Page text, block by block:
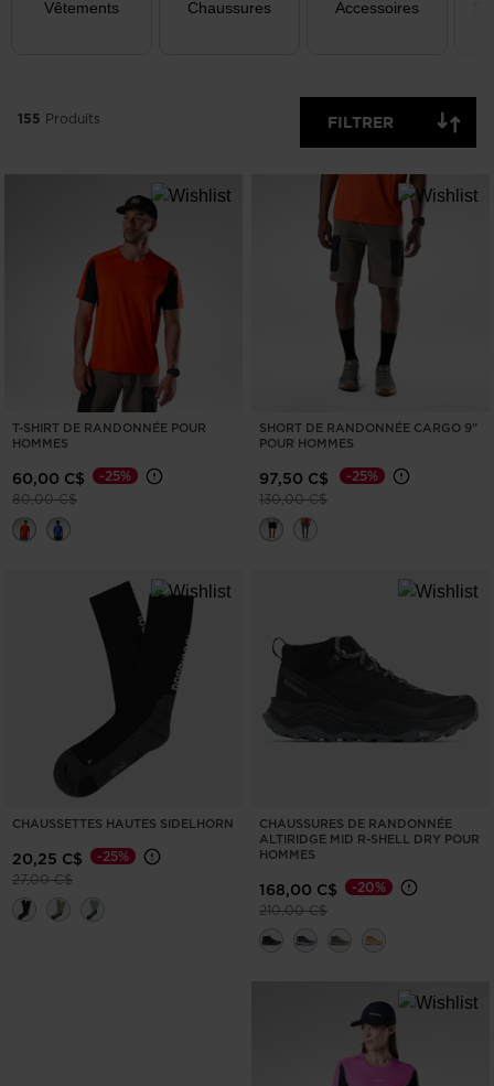
Vêtements Chaussures Accessoires
155 Produits FILTRER
T-SHIRT DE RANDONNÉE POUR
HOMMES
60,00 C$
Prix réduit de
80,00 C$à
-25%
SHORT DE RANDONNÉE CARGO 9"
POUR HOMMES
97,50 C$
Prix réduit de
130,00 C$à
-25%
CHAUSSETTES HAUTES SIDELHORN
20,25 C$
Prix réduit de
27,00 C$à
-25%
CHAUSSURES DE RANDONNÉE
ALTIRIDGE MID R-SHELL DRY POUR
HOMMES
168,00 C$
Prix réduit de
210,00 C$à
-20%